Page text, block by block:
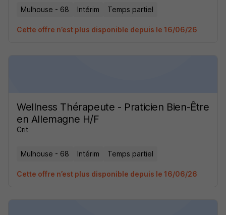
Mulhouse - 68 Intérim Temps partiel
Cette offre n’est plus disponible depuis le 16/06/26
Wellness Thérapeute - Praticien Bien-Être
en Allemagne H/F
Crit
Mulhouse - 68 Intérim Temps partiel
Cette offre n’est plus disponible depuis le 16/06/26